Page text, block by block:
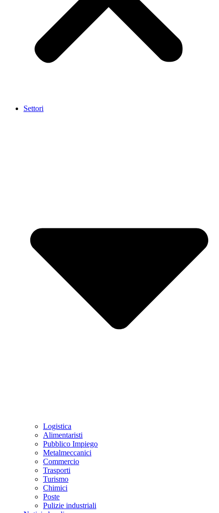
Settori
Logistica
Alimentaristi
Pubblico Impiego
Metalmeccanici
Commercio
Trasporti
Turismo
Chimici
Poste
Pulizie industriali